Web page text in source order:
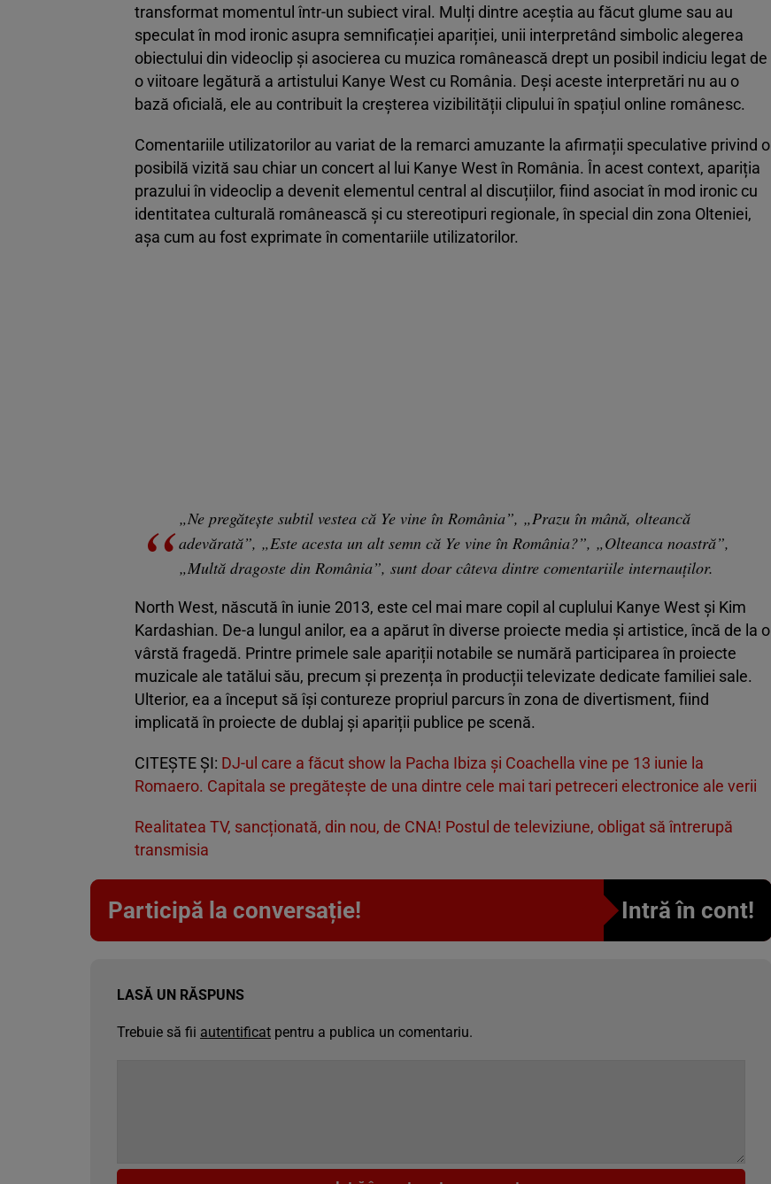
transformat momentul într-un subiect viral. Mulți dintre aceștia au făcut glume sau au
speculat în mod ironic asupra semnificației apariției, unii interpretând simbolic alegerea
obiectului din videoclip și asocierea cu muzica românească drept un posibil indiciu legat de
o viitoare legătură a artistului Kanye West cu România. Deși aceste interpretări nu au o
bază oficială, ele au contribuit la creșterea vizibilității clipului în spațiul online românesc.
Comentariile utilizatorilor au variat de la remarci amuzante la afirmații speculative privind o
posibilă vizită sau chiar un concert al lui Kanye West în România. În acest context, apariția
prazului în videoclip a devenit elementul central al discuțiilor, fiind asociat în mod ironic cu
identitatea culturală românească și cu stereotipuri regionale, în special din zona Olteniei,
așa cum au fost exprimate în comentariile utilizatorilor.
„Ne pregătește subtil vestea că Ye vine în România”, „Prazu în mână, olteancă
adevărată”, „Este acesta un alt semn că Ye vine în România?”, „Olteanca noastră”,
„Multă dragoste din România”, sunt doar câteva dintre comentariile internauților.
North West, născută în iunie 2013, este cel mai mare copil al cuplului Kanye West și Kim
Kardashian. De-a lungul anilor, ea a apărut în diverse proiecte media și artistice, încă de la o
vârstă fragedă. Printre primele sale apariții notabile se numără participarea în proiecte
muzicale ale tatălui său, precum și prezența în producții televizate dedicate familiei sale.
Ulterior, ea a început să își contureze propriul parcurs în zona de divertisment, fiind
implicată în proiecte de dublaj și apariții publice pe scenă.
CITEȘTE ȘI: DJ-ul care a făcut show la Pacha Ibiza și Coachella vine pe 13 iunie la
Romaero. Capitala se pregătește de una dintre cele mai tari petreceri electronice ale verii
Realitatea TV, sancționată, din nou, de CNA! Postul de televiziune, obligat să întrerupă
transmisia
Participă la conversație! Intră în cont!
LASĂ UN RĂSPUNS
Trebuie să fii autentificat pentru a publica un comentariu.